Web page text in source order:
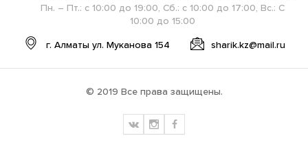
Пн. – Пт.: с 10:00 до 19:00, Сб.: с 10:00 до 17:00, Вс.: С
10:00 до 15:00
г. Алматы ул. Муканова 154 sharik.kz@mail.ru
© 2019 Все права защищены.